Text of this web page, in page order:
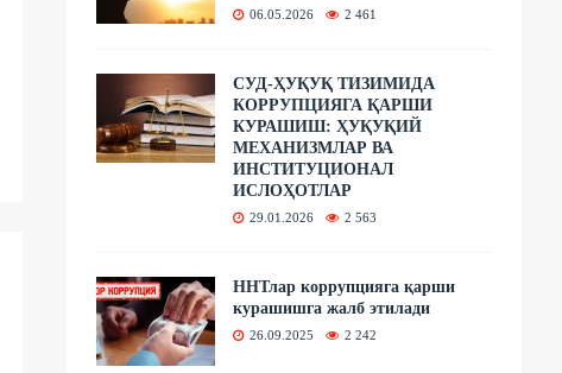
06.05.2026 2 461
СУД-ҲУҚУҚ ТИЗИМИДА
КОРРУПЦИЯГА ҚАРШИ
КУРАШИШ: ҲУҚУҚИЙ
МЕХАНИЗМЛАР ВА
ИНСТИТУЦИОНАЛ
ИСЛОҲОТЛАР
29.01.2026 2 563
ННТлар коррупцияга қарши
курашишга жалб этилади
26.09.2025 2 242